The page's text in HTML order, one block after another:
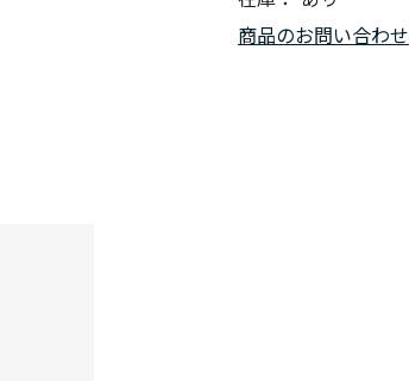
商品のお問い合わせ